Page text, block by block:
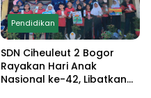
Pendidikan
SDN Ciheuleut 2 Bogor
Rayakan Hari Anak
Nasional ke-42, Libatkan